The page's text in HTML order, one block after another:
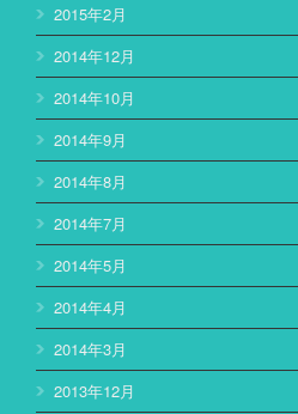
2015年2月
2014年12月
2014年10月
2014年9月
2014年8月
2014年7月
2014年5月
2014年4月
2014年3月
2013年12月